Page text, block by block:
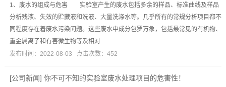
1、废水的组成与危害 实验室产生的废水包括多余的样品、标准曲线及样品
分析残液、失效的贮藏液和洗液、大量洗涤水等。几乎所有的常规分析项目都不
同程度存在着废水污染问题。这些废水中成分包罗万象，包括最常见的有机物、
重金属离子和有害微生物等及相对
发布时间：2022-08-03 点击次数：452
[公司新闻] 你不可不知的实验室废水处理项目的危害性！